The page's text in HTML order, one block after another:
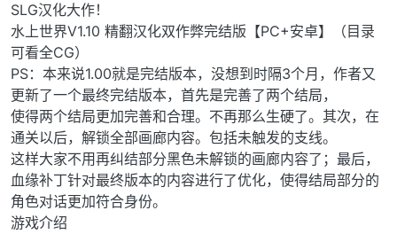
SLG汉化大作！
水上世界V1.10 精翻汉化双作弊完结版【PC+安卓】（目录
可看全CG）
PS：本来说1.00就是完结版本，没想到时隔3个月，作者又
更新了一个最终完结版本，首先是完善了两个结局，
使得两个结局更加完善和合理。不再那么生硬了。其次，在
通关以后，解锁全部画廊内容。包括未触发的支线。
这样大家不用再纠结部分黑色未解锁的画廊内容了；最后，
血缘补丁针对最终版本的内容进行了优化，使得结局部分的
角色对话更加符合身份。
游戏介绍